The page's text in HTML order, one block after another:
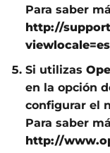
Para saber
http://
Si utilizas
en la opción
configurar el
Para saber
http://